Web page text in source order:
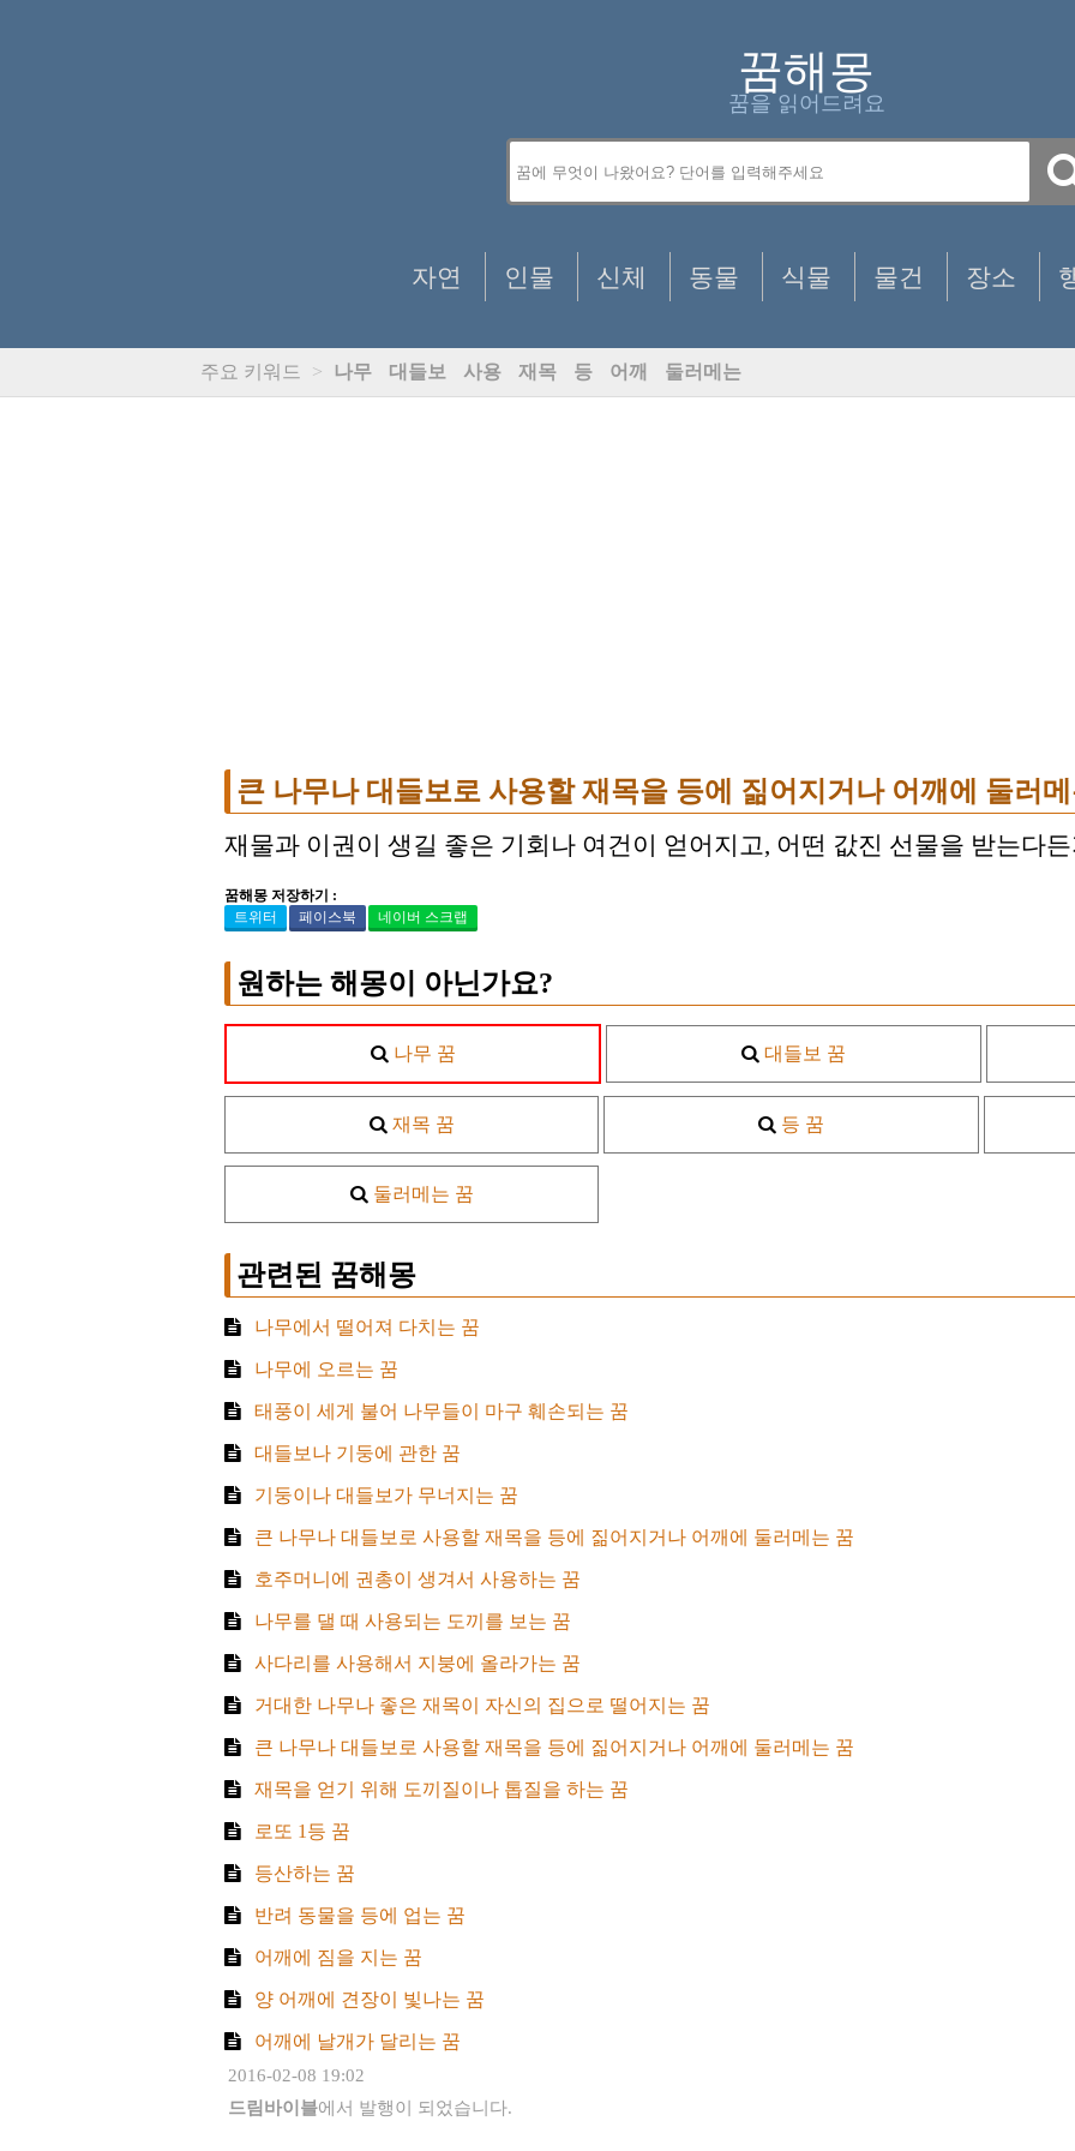
꿈해몽
꿈을 읽어드려요
자연 인물 신체 동물 식물 물건 장소
주요 키워드 > 나무 대들보 사용 재목 등 어깨 둘러메는
큰 나무나 대들보로 사용할 재목을 등에 짊어지거나 어깨에 둘러
재물과 이권이 생길 좋은 기회나 여건이 얻어지고, 어떤 값진 선물을 받는다
꿈해몽 저장하기 :
트위터
페이스북 네이버 스크랩
원하는 해몽이 아닌가요?
나무 꿈 대들보 꿈
재목 꿈 등 꿈
둘러메는 꿈
관련된 꿈해몽
나무에서 떨어져 다치는 꿈
나무에 오르는 꿈
태풍이 세게 불어 나무들이 마구 훼손되는 꿈
대들보나 기둥에 관한 꿈
기둥이나 대들보가 무너지는 꿈
큰 나무나 대들보로 사용할 재목을 등에 짊어지거나 어깨에 둘러메는 꿈
호주머니에 권총이 생겨서 사용하는 꿈
나무를 댈 때 사용되는 도끼를 보는 꿈
사다리를 사용해서 지붕에 올라가는 꿈
거대한 나무나 좋은 재목이 자신의 집으로 떨어지는 꿈
큰 나무나 대들보로 사용할 재목을 등에 짊어지거나 어깨에 둘러메는 꿈
재목을 얻기 위해 도끼질이나 톱질을 하는 꿈
로또 1등 꿈
등산하는 꿈
반려 동물을 등에 업는 꿈
어깨에 짐을 지는 꿈
양 어깨에 견장이 빛나는 꿈
어깨에 날개가 달리는 꿈
2016-02-08 19:02
드림바이블에서 발행이 되었습니다.